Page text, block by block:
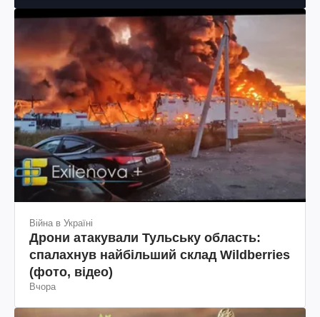
Війна в Україні
Дрони атакували Тульську область:
спалахнув найбільший склад Wildberries
(фото, відео)
Вчора